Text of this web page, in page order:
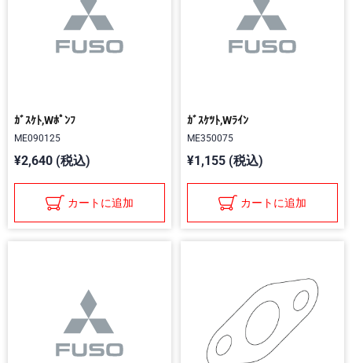
ｶﾞｽｹﾄ,Wﾎﾟﾝﾌ
ME090125
¥2,640 (税込)
カートに追加
ｶﾞｽｹﾂﾄ,Wﾗｲﾝ
ME350075
¥1,155 (税込)
カートに追加